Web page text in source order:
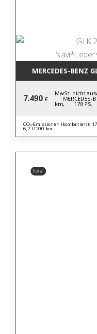
7.490 €
MwSt. nicht
MERCEDES-
km, 170 PS,
CO₂-Emissionen (kombiniert):
6,7 l/100 km
Navi